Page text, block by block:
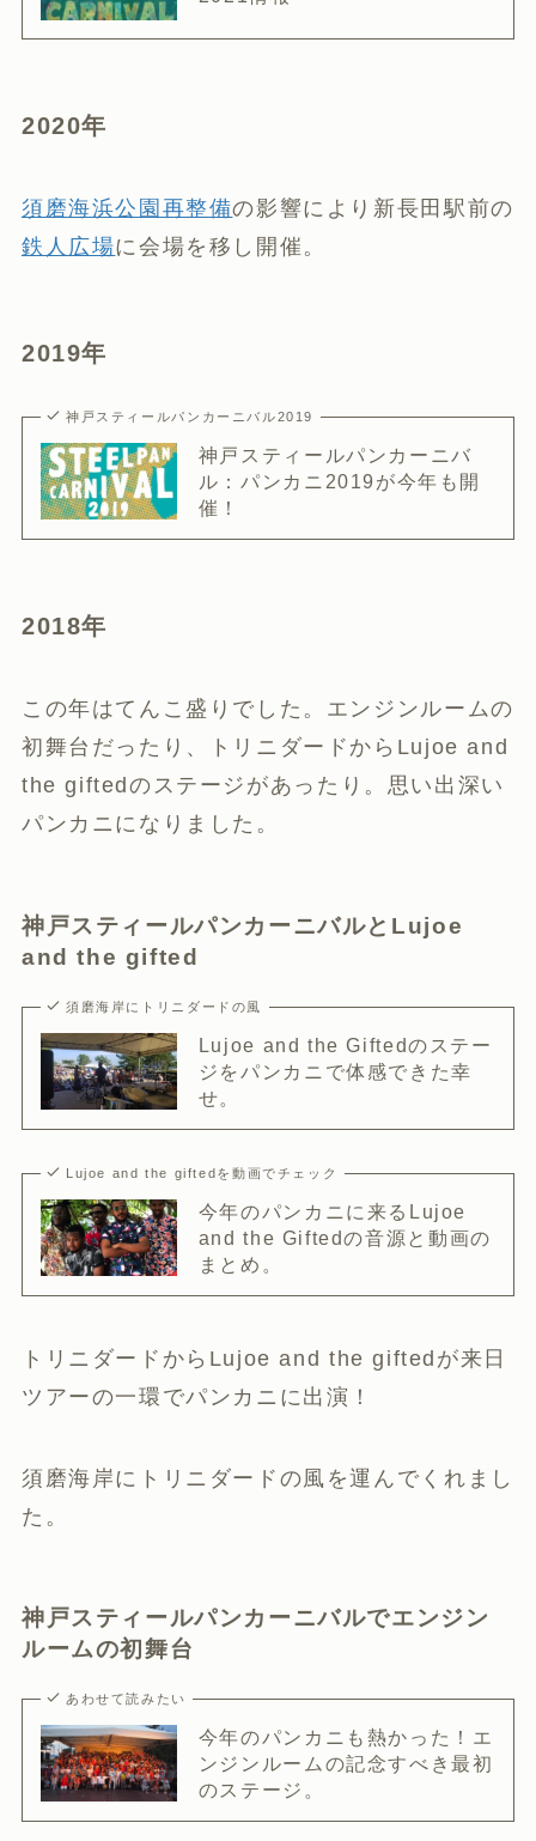
2020年
須磨海浜公園再整備の影響により新長田駅前の
鉄人広場に会場を移し開催。
2019年
神戸スティールパンカーニバル2019
神戸スティールパンカーニバ
ル：パンカニ2019が今年も開
催！
2018年
この年はてんこ盛りでした。エンジンルームの
初舞台だったり、トリニダードからLujoe and
the giftedのステージがあったり。思い出深い
パンカニになりました。
神戸スティールパンカーニバルとLujoe
and the gifted
須磨海岸にトリニダードの風
Lujoe and the Giftedのステー
ジをパンカニで体感できた幸
せ。
Lujoe and the giftedを動画でチェック
今年のパンカニに来るLujoe
and the Giftedの音源と動画の
まとめ。
トリニダードからLujoe and the giftedが来日
ツアーの一環でパンカニに出演！
須磨海岸にトリニダードの風を運んでくれまし
た。
神戸スティールパンカーニバルでエンジン
ルームの初舞台
あわせて読みたい
今年のパンカニも熱かった！エ
ンジンルームの記念すべき最初
のステージ。